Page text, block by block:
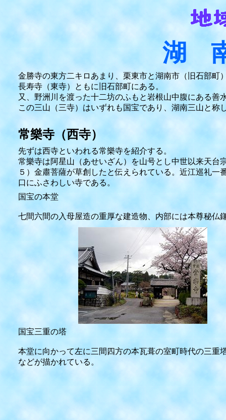
湖
金勝寺の東方二キロあまり、栗東市と湖南市（旧石部
長寿寺（東寺）ともに旧石部町にある。
又、野洲川を渡った十二坊のふもと岩根山中腹にある善
この三山（三寺）はいずれも国宝であり、湖南三山と称
常樂寺（西寺）
先ずは西寺といわれる常樂寺を紹介する。
常樂寺は阿星山（あせいざん）を山号とし中世以来天
５）金肅菩薩が草創したと伝えられている。近江巡礼
口にふさわしい寺である。
国宝の本堂
七間六間の入母屋造の重厚な建造物、内部には本尊秘
国宝三重の塔
本堂に向かって左に三間四方の本瓦葺の室町時代の三重
などが描かれている。